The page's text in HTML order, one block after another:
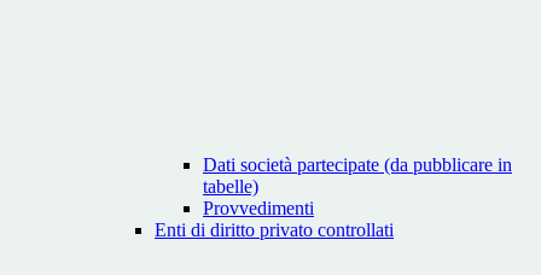
Dati società partecipate (da pubblicare in
tabelle)
Provvedimenti
Enti di diritto privato controllati